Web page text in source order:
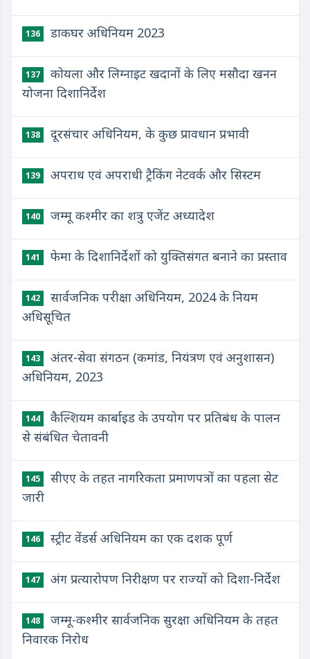
136 ​डाकघर अधिनियम 2023
137
​कोयला और लिग्नाइट खदानों के लिए मसौदा खनन
योजना दिशानिर्देश
138 ​दूरसंचार अधिनियम, के कुछ प्रावधान प्रभावी
139 ​अपराध एवं अपराधी ट्रैकिंग नेटवर्क और सिस्टम
140 ​जम्मू कश्मीर का शत्रु एजेंट अध्यादेश
141 ​फेमा के दिशानिर्देशों को युक्तिसंगत बनाने का प्रस्ताव
142
​सार्वजनिक परीक्षा अधिनियम, 2024 के नियम
अधिसूचित
143
अंतर-सेवा संगठन (कमांड, नियंत्रण एवं अनुशासन)
अधिनियम, 2023
144
कैल्शियम कार्बाइड के उपयोग पर प्रतिबंध के पालन
से संबंधित चेतावनी
145
सीएए के तहत नागरिकता प्रमाणपत्रों का पहला सेट
जारी
146 स्ट्रीट वेंडर्स अधिनियम का एक दशक पूर्ण
147 अंग प्रत्यारोपण निरीक्षण पर राज्यों को दिशा-निर्देश
148
​जम्मू-कश्मीर सार्वजनिक सुरक्षा अधिनियम के तहत
निवारक निरोध